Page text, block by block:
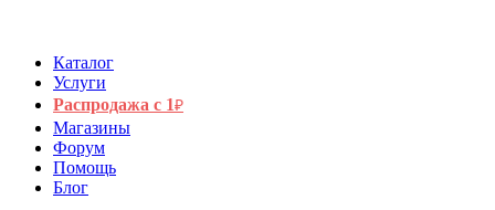
Каталог
Услуги
Распродажа с 1₽
Магазины
Форум
Помощь
Блог